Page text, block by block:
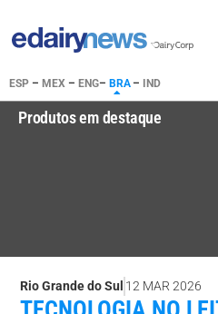
ESP – MEX – ENG– BRA– IND
Produtos em destaque
Rio Grande do Sul 12 MAR 2026